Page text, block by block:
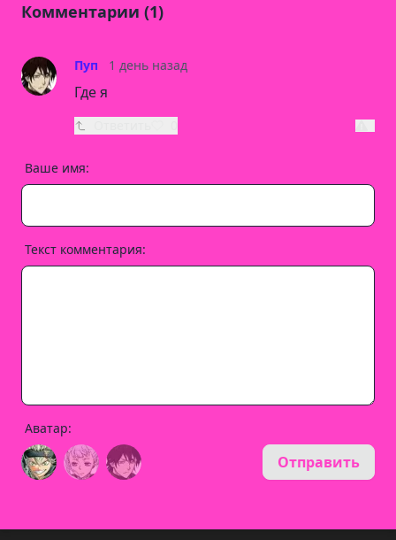
Комментарии (1)
Пуп 1 день назад
Где я
Ваше имя:
Текст комментария:
Аватар:
Отправить